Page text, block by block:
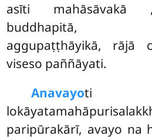
asīti mahāsāvakā
buddhapitā,
aggupaṭṭhāyikā, rājā
viseso paññāyati.
Anavayo
paripūrakārī, avayo na